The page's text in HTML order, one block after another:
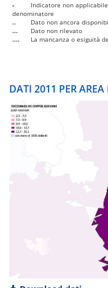
-
Indicatore non
denominatore
..
Dato non ancora
...
Dato non rilevato
....
La mancanza o esiguità
DATI 2011 PER